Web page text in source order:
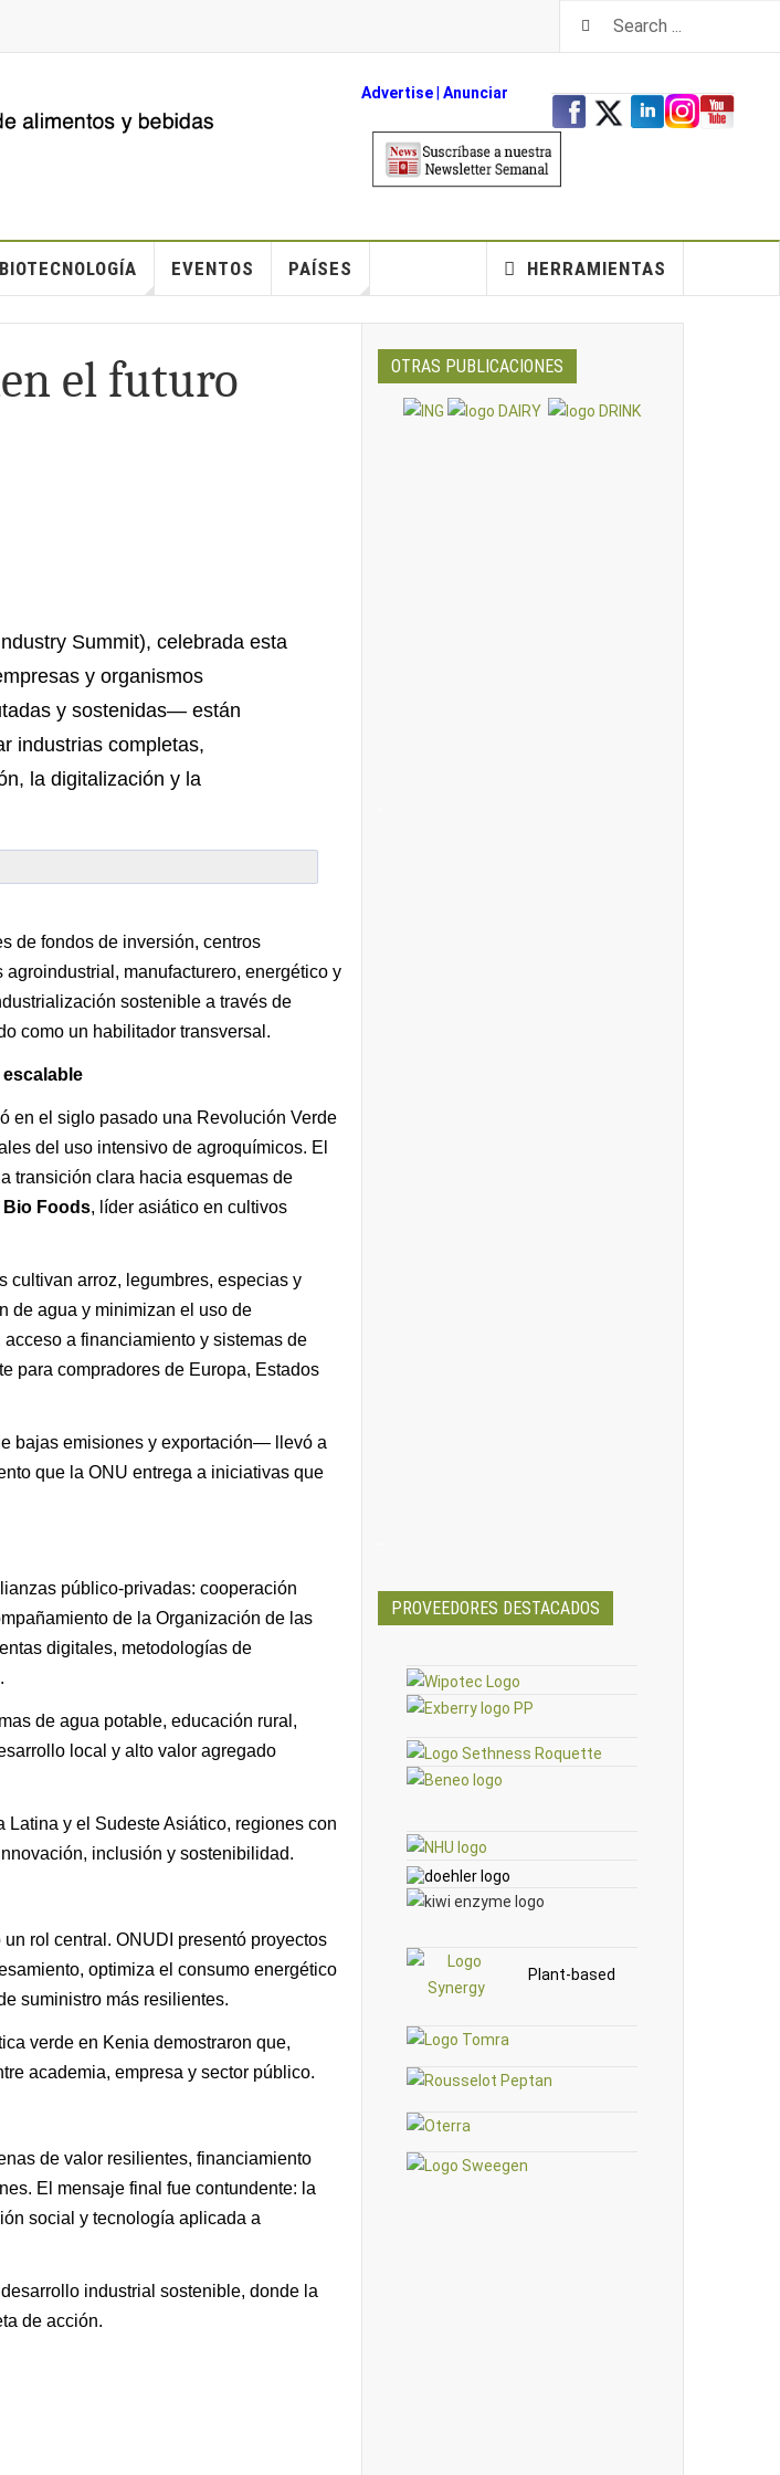
Advertise| Anunciar
BIOTECNOLOGÍA EVENTOS PAÍSES HERRAMIENTAS
el futuro
Summit), celebrada esta
y organismos
y sostenidas— están
industrias completas,
la digitalización y la
de fondos de inversión, centros
manufacturero, energético y
sostenible a través de
como un habilitador transversal.
en el siglo pasado una Revolución Verde
del uso intensivo de agroquímicos. El
transición clara hacia esquemas de
Bio Foods, líder asiático en cultivos
cultivan arroz, legumbres, especias y
de agua y minimizan el uso de
a financiamiento y sistemas de
para compradores de Europa, Estados
bajas emisiones y exportación— llevó a
que la ONU entrega a iniciativas que
público-privadas: cooperación
de la Organización de las
digitales, metodologías de
de agua potable, educación rural,
local y alto valor agregado
y el Sudeste Asiático, regiones con
inclusión y sostenibilidad.
rol central. ONUDI presentó proyectos
optimiza el consumo energético
suministro más resilientes.
verde en Kenia demostraron que,
academia, empresa y sector público.
de valor resilientes, financiamiento
El mensaje final fue contundente: la
social y tecnología aplicada a
industrial sostenible, donde la
de acción.
OTRAS PUBLICACIONES
PROVEEDORES DESTACADOS
Plant-based